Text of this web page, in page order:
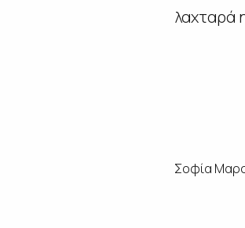
λαχταρά
Σοφία